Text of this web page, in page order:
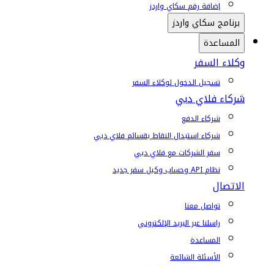
إضافة رقم سكاي واردز
برنامج سكاي واردز
المساعدة
وكلاء السفر
تسجيل الدخول لوكلاء السفر
شركاء فلاي دبي
شركاء الدفع
شركاء استبدال النقاط بقسائم فلاي دبي
سفر الشركات مع فلاي دبي
نظام API وحساب وكيل سفر جديد
الاتصال
تواصل معنا
راسلنا عبر البريد الإلكتروني
المساعدة
الأسئلة الشائعة